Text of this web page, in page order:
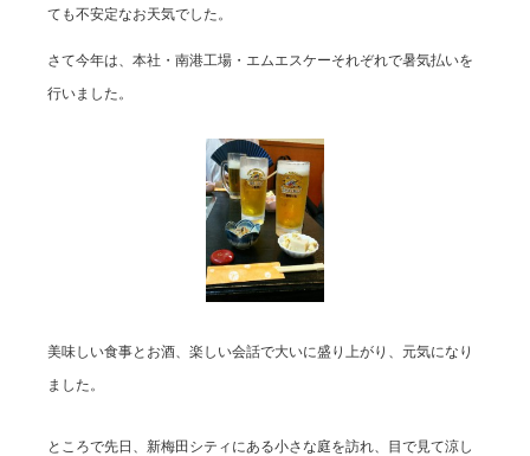
ても不安定なお天気でした。
さて今年は、本社・南港工場・エムエスケーそれぞれで暑気払いを
行いました。
美味しい食事とお酒、楽しい会話で大いに盛り上がり、元気になり
ました。
ところで先日、新梅田シティにある小さな庭を訪れ、目で見て涼し